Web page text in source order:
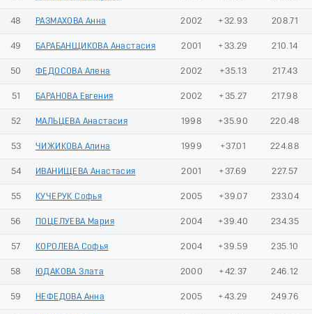
48 РАЗМАХОВА Анна 2002 +32.93 208.71
49 БАРАБАНЩИКОВА Анастасия 2001 +33.29 210.14
50 ФЕДОСОВА Алена 2002 +35.13 217.43
51 БАРАНОВА Евгения 2002 +35.27 217.98
52 МАЛЬЦЕВА Анастасия 1998 +35.90 220.48
53 ЧИЖИКОВА Алина 1999 +37.01 224.88
54 ИВАНИЩЕВА Анастасия 2001 +37.69 227.57
55 КУЧЕРУК Софья 2005 +39.07 233.04
56 ПОЦЕЛУЕВА Мария 2004 +39.40 234.35
57 КОРОЛЕВА Софья 2004 +39.59 235.10
58 ЮДАКОВА Злата 2000 +42.37 246.12
59 НЕФЕДОВА Анна 2005 +43.29 249.76